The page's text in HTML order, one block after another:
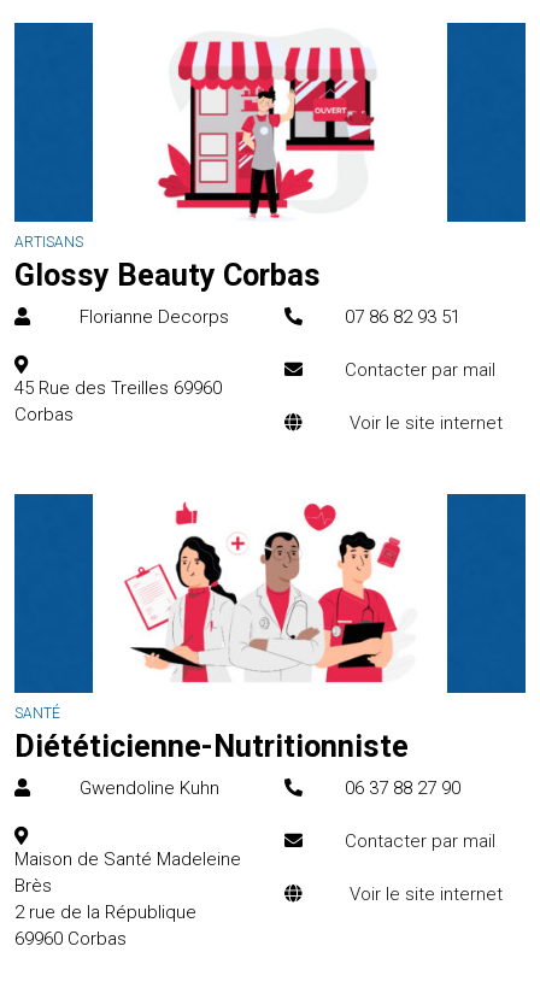
ARTISANS
Glossy Beauty Corbas
Florianne Decorps
45 Rue des Treilles 69960
Corbas
07 86 82 93 51
Contacter par mail
Voir le site internet
SANTÉ
Diététicienne-Nutritionniste
Gwendoline Kuhn
Maison de Santé Madeleine
Brès
2 rue de la République
69960 Corbas
06 37 88 27 90
Contacter par mail
Voir le site internet